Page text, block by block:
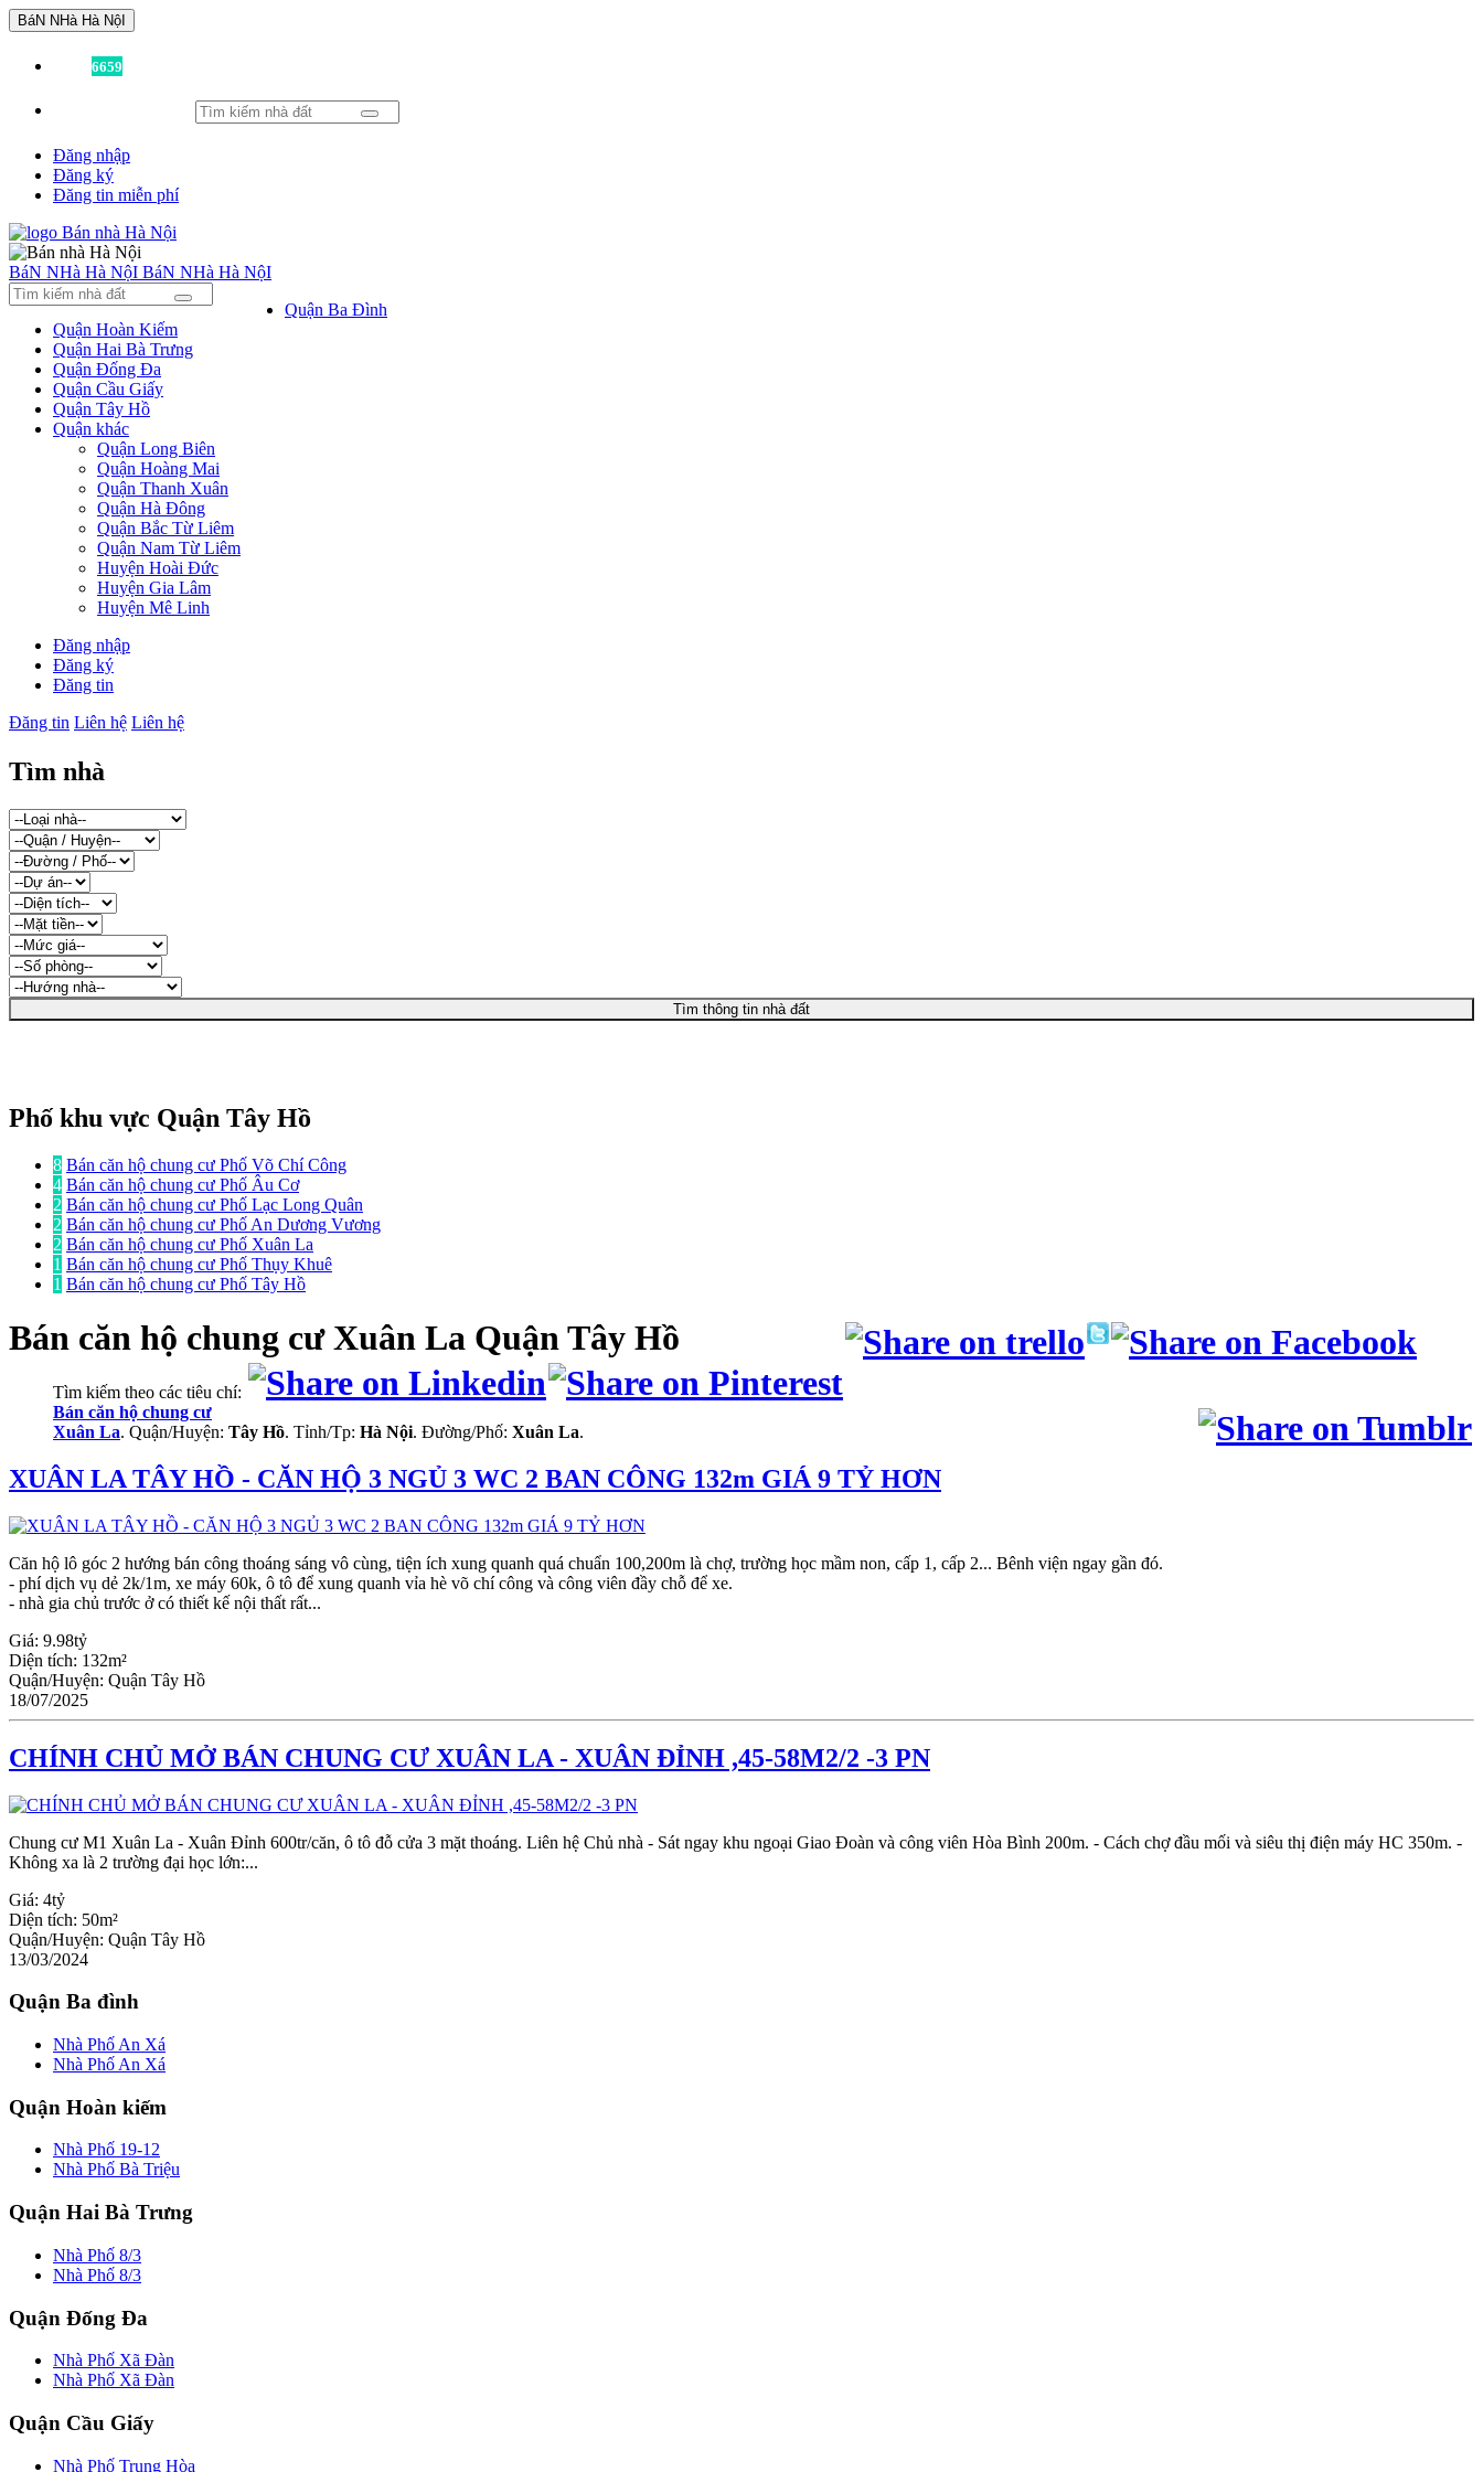
BáN NHà Hà NộI
6659
Đăng nhập
Đăng ký
Đăng tin miễn phí
BáN NHà Hà NộI BáN NHà Hà NộI
Quận Ba Đình
Quận Hoàn Kiếm
Quận Hai Bà Trưng
Quận Đống Đa
Quận Cầu Giấy
Quận Tây Hồ
Quận khác
Quận Long Biên
Quận Hoàng Mai
Quận Thanh Xuân
Quận Hà Đông
Quận Bắc Từ Liêm
Quận Nam Từ Liêm
Huyện Hoài Đức
Huyện Gia Lâm
Huyện Mê Linh
Đăng nhập
Đăng ký
Đăng tin
Đăng tin Liên hệ Liên hệ
Tìm nhà
Tìm thông tin nhà đất
Phố khu vực Quận Tây Hồ
8 Bán căn hộ chung cư Phố Võ Chí Công
4 Bán căn hộ chung cư Phố Âu Cơ
2 Bán căn hộ chung cư Phố Lạc Long Quân
2 Bán căn hộ chung cư Phố An Dương Vương
2 Bán căn hộ chung cư Phố Xuân La
1 Bán căn hộ chung cư Phố Thụy Khuê
1 Bán căn hộ chung cư Phố Tây Hồ
Bán căn hộ chung cưXuân La Quận Tây Hồ
Tìm kiếm theo các tiêu chí:
Bán căn hộ chung cư
Xuân La. Quận/Huyện: Tây Hồ. Tỉnh/Tp: Hà Nội. Đường/Phố: Xuân La.
XUÂN LA TÂY HỒ - CĂN HỘ 3 NGỦ 3 WC 2 BAN CÔNG 132m GIÁ 9 TỶ HƠN
Căn hộ lô góc 2 hướng bán công thoáng sáng vô cùng, tiện ích xung quanh quá chuẩn 100,200m là chợ, trường học mầm non, cấp 1, cấp 2... Bênh viện ngay gần đó.
- phí dịch vụ dẻ 2k/1m, xe máy 60k, ô tô để xung quanh vỉa hè võ chí công và công viên đầy chỗ để xe.
- nhà gia chủ trước ở có thiết kế nội thất rất...
Giá: 9.98tỷ
Diện tích: 132m²
Quận/Huyện: Quận Tây Hồ
18/07/2025
CHÍNH CHỦ MỞ BÁN CHUNG CƯ XUÂN LA - XUÂN ĐỈNH ,45-58M2/2 -3 PN
Chung cư M1 Xuân La - Xuân Đỉnh 600tr/căn, ô tô đỗ cửa 3 mặt thoáng. Liên hệ Chủ nhà - Sát ngay khu ngoại Giao Đoàn và công viên Hòa Bình 200m. - Cách chợ đầu mối và siêu thị điện máy HC 350m. -
Không xa là 2 trường đại học lớn:...
Giá: 4tỷ
Diện tích: 50m²
Quận/Huyện: Quận Tây Hồ
13/03/2024
Quận Ba đình
Nhà Phố An Xá
Nhà Phố An Xá
Quận Hoàn kiếm
Nhà Phố 19-12
Nhà Phố Bà Triệu
Quận Hai Bà Trưng
Nhà Phố 8/3
Nhà Phố 8/3
Quận Đống Đa
Nhà Phố Xã Đàn
Nhà Phố Xã Đàn
Quận Cầu Giấy
Nhà Phố Trung Hòa